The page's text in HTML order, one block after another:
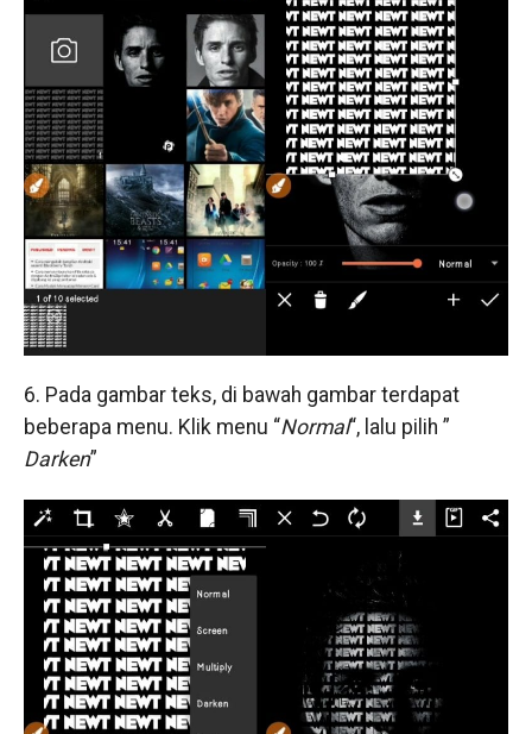
6. Pada gambar teks, di bawah gambar terdapat
beberapa menu. Klik menu “Normal“, lalu pilih ”
Darken”